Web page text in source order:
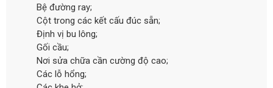
Bệ đường ray;
Cột trong các kết cấu đúc sẵn;
Định vị bu lông;
Gối cầu;
Nơi sửa chữa cần cường độ cao;
Các lỗ hổng;